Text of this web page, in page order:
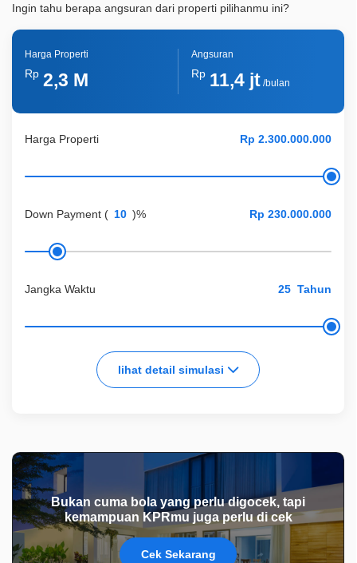
Ingin tahu berapa angsuran dari properti pilihanmu ini?
Harga Properti
Down Payment ( )%
Jangka Waktu Tahun
lihat detail simulasi
Harga Properti
Rp 2,3 M
Angsuran
Rp 11,4 jt/bulan
Bukan cuma bola yang perlu digocek, tapi
kemampuan KPRmu juga perlu di cek
Cek Sekarang